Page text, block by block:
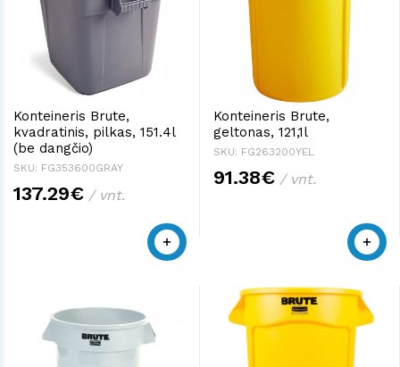
Konteineris Brute,
kvadratinis, pilkas, 151.4l
(be dangčio)
SKU: FG353600GRAY
137.29€ / vnt.
Konteineris Brute,
geltonas, 121,1l
SKU: FG263200YEL
91.38€ / vnt.